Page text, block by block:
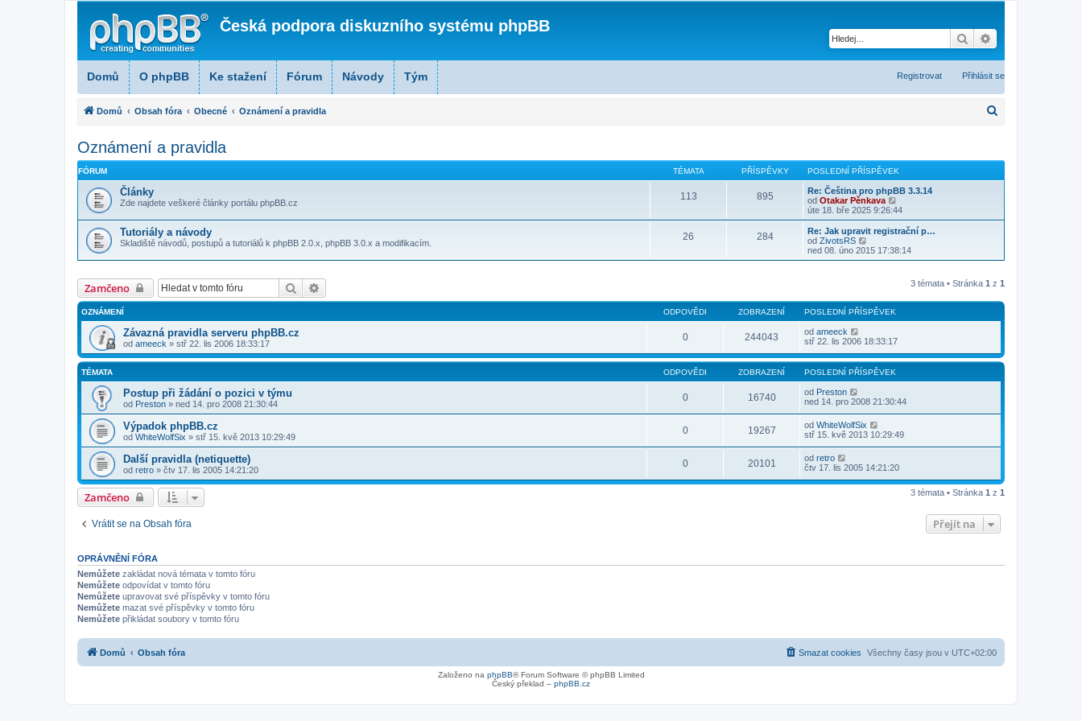
Česká podpora diskuzního systému phpBB
Hledat
Domů O phpBB Ke stažení Fórum Návody Tým Přihlásit se
Registrovat
Domů Obsah fóra Obecné Oznámení a pravidla
Oznámení a pravidla
FÓRUM TÉMATA PŘÍSPĚVKY POSLEDNÍ PŘÍSPĚVEK
Články
Zde najdete veškeré články portálu phpBB.cz
113 895
Re: Čeština pro phpBB 3.3.14
od Otakar Pěnkava
o
b
r
z
l
p
ř
s
ě
v
k
úte 18. bře 2025 9:26:44
Tutoriály a návody
Skladiště návodů, postupů a tutoriálů k phpBB 2.0.x, phpBB 3.0.x a modifikacím.
26 284
Re: Jak upravit registrační p…
od ZivotsRS
o
b
t
p
s
l
e
d
n
í
ř
í
s
p
k
ned 08. úno 2015 17:38:14
Zamčeno Hledat 3 témata • Stránka 1 z 1
OZNÁMENÍ ODPOVĚDI ZOBRAZENÍ POSLEDNÍ PŘÍSPĚVEK
Závazná pravidla serveru phpBB.cz
od ameeck » stř 22. lis 2006 18:33:17
0 244043 od ameeck
stř 22. lis 2006 18:33:17
TÉMATA ODPOVĚDI ZOBRAZENÍ POSLEDNÍ PŘÍSPĚVEK
Postup při žádání o pozici v týmu
od Preston » ned 14. pro 2008 21:30:44
0 16740 od Preston
ned 14. pro 2008 21:30:44
Výpadok phpBB.cz
od WhiteWolfSix » stř 15. kvě 2013 10:29:49
0 19267 od WhiteWolfSix
stř 15. kvě 2013 10:29:49
Další pravidla (netiquette)
od retro » čtv 17. lis 2005 14:21:20
0 20101 od retro
čtv 17. lis 2005 14:21:20
Zamčeno 3 témata • Stránka 1 z 1
Vrátit se na Obsah fóra Přejít na
OPRÁVNĚNÍ FÓRA
Nemůžete zakládat nová témata v tomto fóru
Nemůžete odpovídat v tomto fóru
Nemůžete upravovat své příspěvky v tomto fóru
Nemůžete mazat své příspěvky v tomto fóru
Nemůžete přikládat soubory v tomto fóru
Domů Obsah fóra Všechny časy jsou v UTC+02:00
Smazat cookies
Založeno na phpBB® Forum Software © phpBB Limited
Český překlad – phpBB.cz